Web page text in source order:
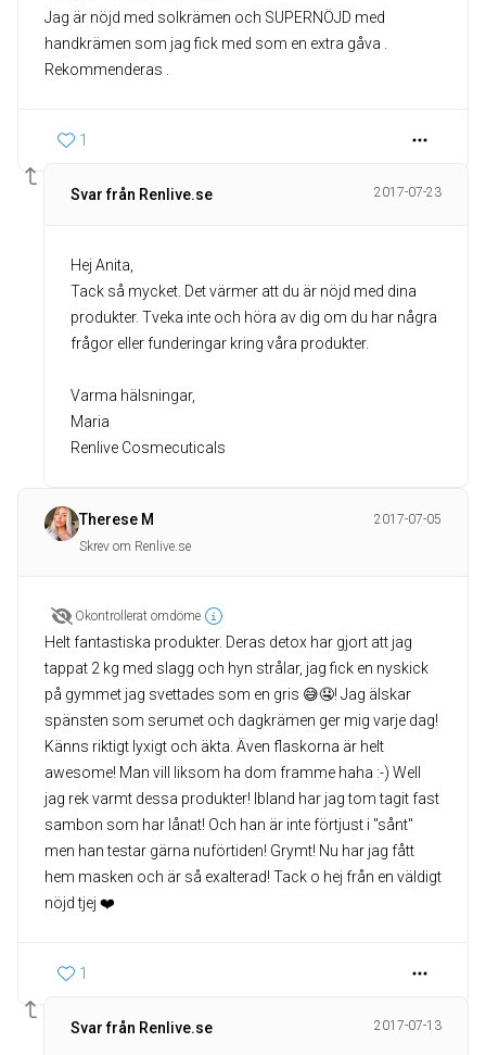
Jag är nöjd med solkrämen och SUPERNÖJD med
handkrämen som jag fick med som en extra gåva .
Rekommenderas .
1
Svar från Renlive.se 2017-07-23
Hej Anita,
Tack så mycket. Det värmer att du är nöjd med dina
produkter. Tveka inte och höra av dig om du har några
frågor eller funderingar kring våra produkter.
Varma hälsningar,
Maria
Renlive Cosmecuticals
Therese M
2017-07-05
Skrev om Renlive.se
Okontrollerat omdöme
Helt fantastiska produkter. Deras detox har gjort att jag
tappat 2 kg med slagg och hyn strålar, jag fick en nyskick
på gymmet jag svettades som en gris 😅🤤! Jag älskar
spänsten som serumet och dagkrämen ger mig varje dag!
Känns riktigt lyxigt och äkta. Även flaskorna är helt
awesome! Man vill liksom ha dom framme haha :-) Well
jag rek varmt dessa produkter! Ibland har jag tom tagit fast
sambon som har lånat! Och han är inte förtjust i "sånt"
men han testar gärna nuförtiden! Grymt! Nu har jag fått
hem masken och är så exalterad! Tack o hej från en väldigt
nöjd tjej ❤️
1
Svar från Renlive.se 2017-07-13